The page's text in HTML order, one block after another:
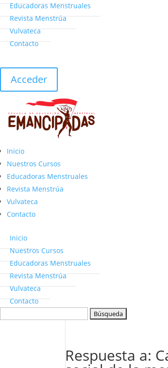
Educadoras Menstruales
Revista Menstrúa
Vulvateca
Contacto
Acceder
Inicio
Nuestros Cursos
Educadoras Menstruales
Revista Menstrúa
Vulvateca
Contacto
Inicio
Nuestros Cursos
Educadoras Menstruales
Revista Menstrúa
Vulvateca
Contacto
Respuesta a: